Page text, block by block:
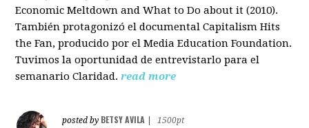
Economic Meltdown and What to Do about it (2010).
También protagonizó el documental Capitalism Hits
the Fan, producido por el Media Education Foundation.
Tuvimos la oportunidad de entrevistarlo para el
semanario Claridad. read more
posted by BETSY AVILA
1500pt